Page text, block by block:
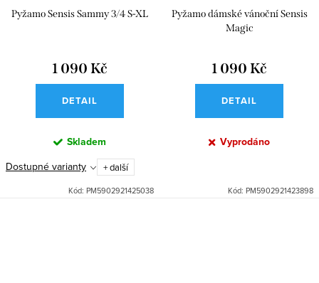
Pyžamo Sensis Sammy 3/4 S-XL
1 090 Kč
DETAIL
Skladem
Dostupné varianty + další
Kód: PM5902921425038
Pyžamo dámské vánoční Sensis
Magic
1 090 Kč
DETAIL
Vyprodáno
Kód: PM5902921423898